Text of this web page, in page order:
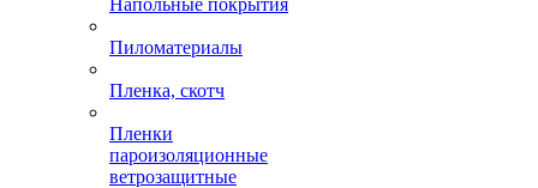
Напольные покрытия
Пиломатериалы
Пленка, скотч
Пленки
пароизоляционные
ветрозащитные